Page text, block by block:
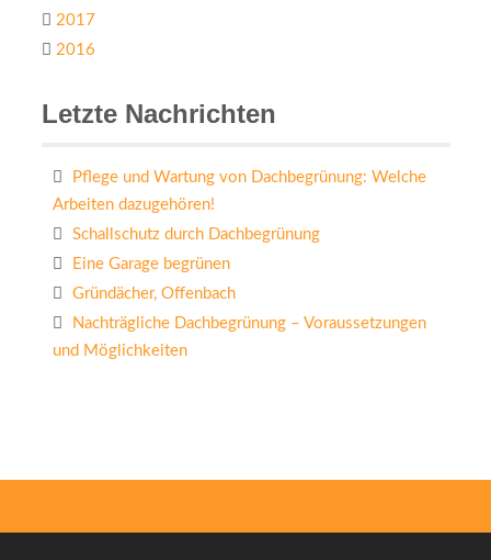
2017
2016
Letzte Nachrichten
Pflege und Wartung von Dachbegrünung: Welche
Arbeiten dazugehören!
Schallschutz durch Dachbegrünung
Eine Garage begrünen
Gründächer, Offenbach
Nachträgliche Dachbegrünung – Voraussetzungen
und Möglichkeiten